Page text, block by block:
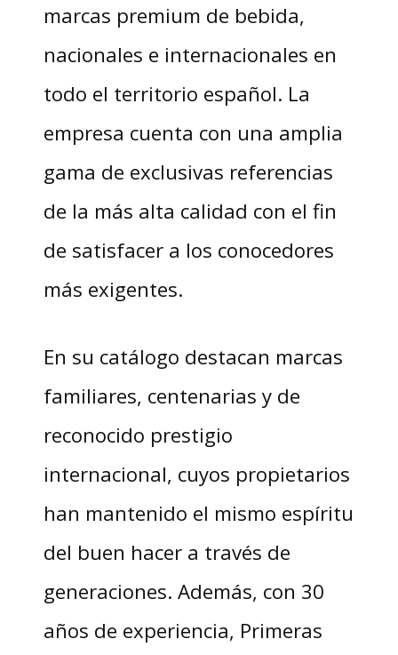
marcas premium de bebida,
nacionales e internacionales en
todo el territorio español. La
empresa cuenta con una amplia
gama de exclusivas referencias
de la más alta calidad con el fin
de satisfacer a los conocedores
más exigentes.
En su catálogo destacan marcas
familiares, centenarias y de
reconocido prestigio
internacional, cuyos propietarios
han mantenido el mismo espíritu
del buen hacer a través de
generaciones. Además, con 30
años de experiencia, Primeras